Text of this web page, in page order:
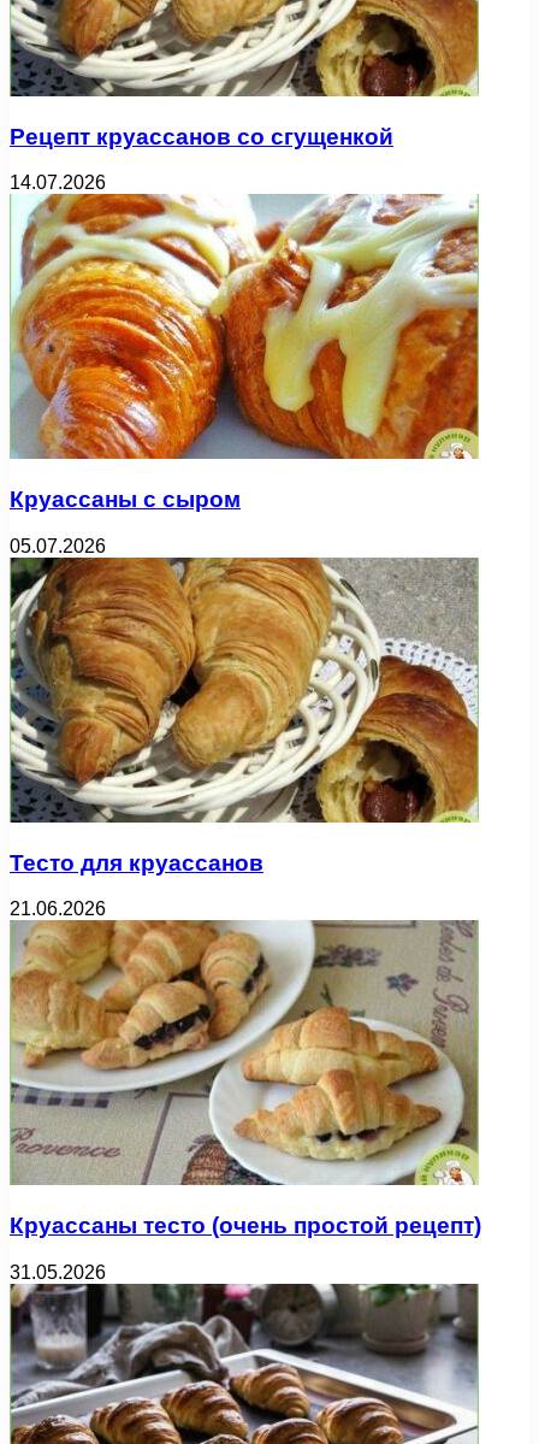
Рецепт круассанов со сгущенкой
14.07.2026
Круассаны с сыром
05.07.2026
Тесто для круассанов
21.06.2026
Круассаны тесто (очень простой рецепт)
31.05.2026